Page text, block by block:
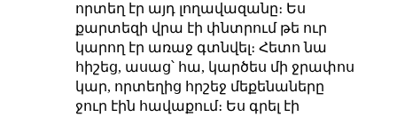
որտեղ էր այդ լողավազանը։ Ես
քարտեզի վրա էի փնտրում թե ուր
կարող էր առաջ գտնվել։ Հետո նա
հիշեց, ասաց՝ հա, կարծես մի ջրափոս
կար, որտեղից հրշեջ մեքենաները
ջուր էին հավաքում։ Ես գրել էի